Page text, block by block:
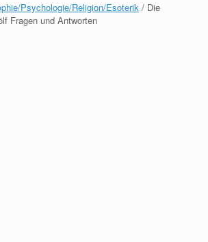
Psychologie/Religion/Esoterik / Die
Fragen und Antworten